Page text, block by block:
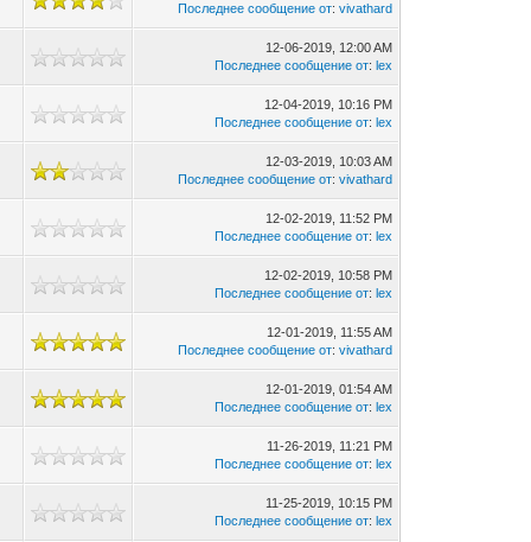
Последнее сообщение от:vivathard
12-06-2019, 12:00 AM
Последнее сообщение от:lex
12-04-2019, 10:16 PM
Последнее сообщение от:lex
12-03-2019, 10:03 AM
Последнее сообщение от:vivathard
12-02-2019, 11:52 PM
Последнее сообщение от:lex
12-02-2019, 10:58 PM
Последнее сообщение от:lex
12-01-2019, 11:55 AM
Последнее сообщение от:vivathard
12-01-2019, 01:54 AM
Последнее сообщение от:lex
11-26-2019, 11:21 PM
Последнее сообщение от:lex
11-25-2019, 10:15 PM
Последнее сообщение от:lex